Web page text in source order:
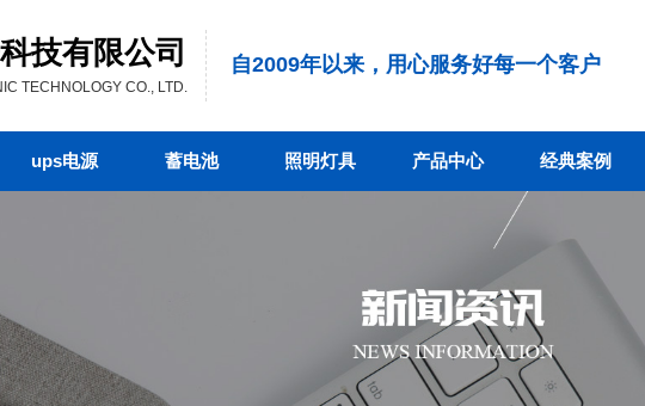
技有限公司
TECHNOLOGY CO., LTD.
自2009年以来，用心服务好每一个客户
ups电源 蓄电池 照明灯具 产品中心 经典案例